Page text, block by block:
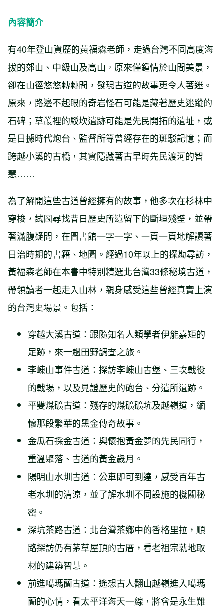
內容簡介
有40年登山資歷的黃福森老師，走過台灣不同高度海
拔的郊山、中級山及高山，原來僅鍾情於山間美景，
卻在山徑悠悠轉轉間，發現古道的故事更令人著迷。
原來，路邊不起眼的奇岩怪石可能是藏著歷史迷蹤的
石碑；草叢裡的駁坎遺跡可能是先民開拓的遺址，或
是日據時代炮台、監督所等曾經存在的斑駁記憶；而
跨越小溪的古橋，其實隱藏著古早時先民渡河的智
慧……
為了解開這些古道曾經擁有的故事，他多次在杉林中
穿梭，試圖尋找昔日歷史所遺留下的斷垣殘壁，並帶
著滿腹疑問，在圖書館一字一字、一頁一頁地解讀著
日治時期的書籍、地圖。經過10年以上的探勘尋訪，
黃福森老師在本書中特別精選北台灣33條秘境古道，
帶領讀者一起走入山林，親身感受這些曾經真實上演
的台灣史場景。包括：
穿越大溪古道：跟隨知名人類學者伊能嘉矩的
足跡，來一趟田野調查之旅。
李崠山事件古道：探訪李崠山古堡、三次戰役
的戰場，以及見證歷史的砲台、分遣所遺跡。
平雙煤礦古道：殘存的煤礦礦坑及越嶺道，緬
懷那段繁華的黑金傳奇故事。
金瓜石採金古道：與懷抱黃金夢的先民同行，
重溫聚落、古道的黃金歲月。
陽明山水圳古道︰公車即可到達，感受百年古
老水圳的清涼，並了解水圳不同設施的機關秘
密。
深坑茶路古道：北台灣茶鄉中的香格里拉，順
路探訪仍有茅草屋頂的古厝，看老祖宗就地取
材的建築智慧。
前進噶瑪蘭古道：遙想古人翻山越嶺進入噶瑪
蘭的心情，看太平洋海天一線，將會是永生難